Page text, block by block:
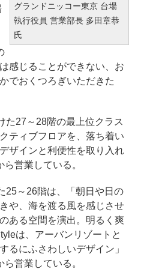
グランドニッコー東京 台場
執行役員 営業部長 多田章恭
氏
感じることができない、お
でおくつろぎいただきた
た27～28階の最上位クラス
ティブフロアを、落ち着い
ザインと利便性を取り入れ
営業している。
25～26階は、「朝日や日の
や、海を渡る風を感じさせ
ある空間を演出。明るく爽
は、アーバンリゾートと
るにふさわしいデザイン」
営業している。